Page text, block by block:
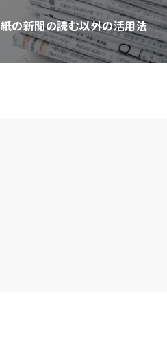
紙の新聞の読む以外の活用法